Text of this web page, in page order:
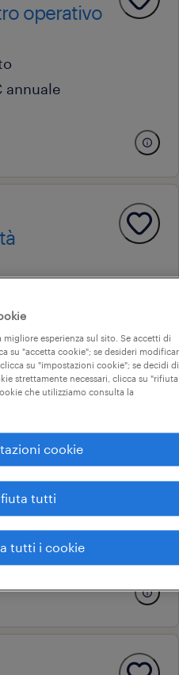
operativo
annuale
e
annuale
esperienza sul sito. Se accetti di
su "accetta cookie"; se desideri
su "impostazioni cookie"; se decidi di
strettamente necessari, clicca su "rifiuta
che utilizziamo consulta la
cookie
tutti
tutti i cookie